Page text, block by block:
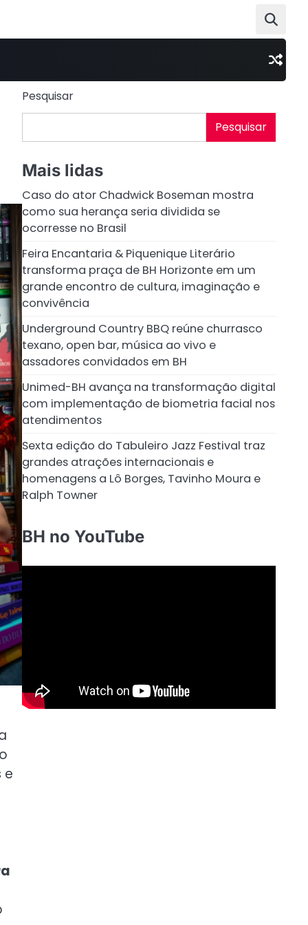
e
Pesquisar
Pesquisar
Mais lidas
Caso do ator Chadwick Boseman mostra
como sua herança seria dividida se
ocorresse no Brasil
Feira Encantaria & Piquenique Literário
transforma praça de BH Horizonte em um
grande encontro de cultura, imaginação e
convivência
Underground Country BBQ reúne churrasco
texano, open bar, música ao vivo e
assadores convidados em BH
Unimed-BH avança na transformação digital
com implementação de biometria facial nos
atendimentos
Sexta edição do Tabuleiro Jazz Festival traz
grandes atrações internacionais e
homenagens a Lô Borges, Tavinho Moura e
Ralph Towner
BH no YouTube